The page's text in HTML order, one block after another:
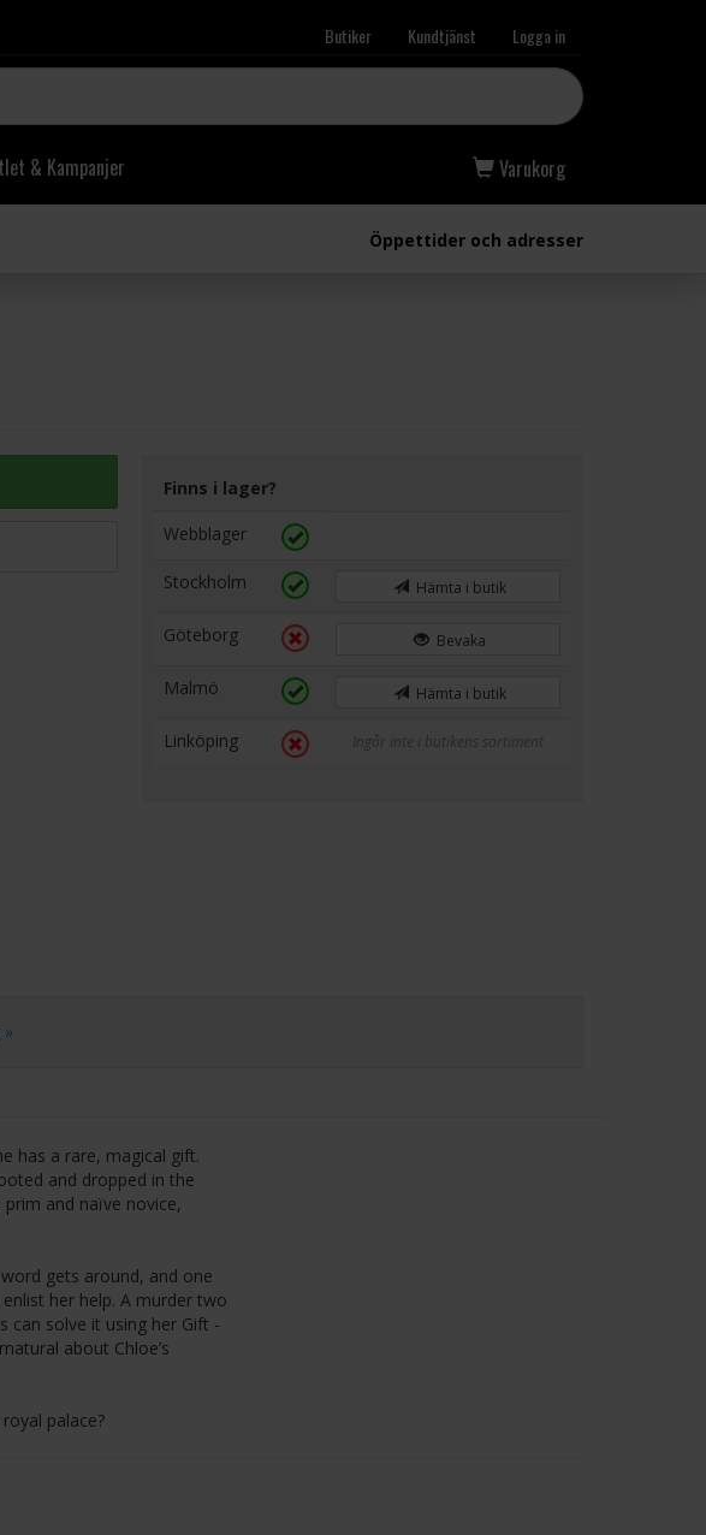
Butiker Kundtjänst Logga in
& Kampanjer Varukorg
Öppettider och adresser
Finns i lager?
Webblager
Stockholm Hämta i butik
Göteborg Bevaka
Malmö Hämta i butik
Linköping Ingår inte i butikens sortiment
has a rare, magical gift.
and dropped in the
and naïve novice,
gets around, and one
her help. A murder two
can solve it using her Gift -
about Chloe’s
palace?